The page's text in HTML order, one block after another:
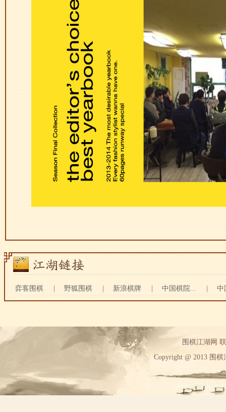
弈客围棋 野狐围棋 新浪棋牌 中国棋院... 中
围棋江湖网
Copyright @ 2013 围